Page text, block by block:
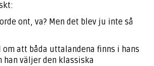
ont, va? Men det blev ju inte så
om att båda uttalandena finns i hans
han väljer den klassiska